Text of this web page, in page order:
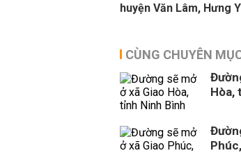
huyện Văn Lâm, Hưng
CÙNG CHUYÊN
Hòa,